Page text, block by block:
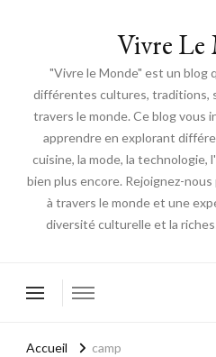
Vivre Le
"Vivre le Monde" est un blog
différentes cultures, traditions,
travers le monde. Ce blog vous
apprendre en explorant
cuisine, la mode, la
bien plus encore. Rejoignez-
à travers le monde et une
diversité culturelle et la
Accueil camp